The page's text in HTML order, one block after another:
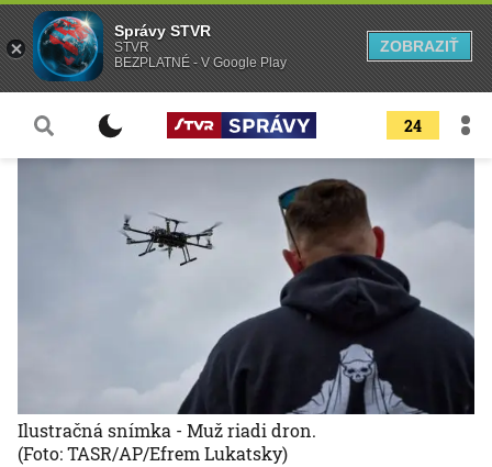
24
Ilustračná snímka - Muž riadi dron.
(Foto: TASR/AP/Efrem Lukatsky)
Správy STVR
STVR
BEZPLATNÉ - V Google Play
ZOBRAZIŤ